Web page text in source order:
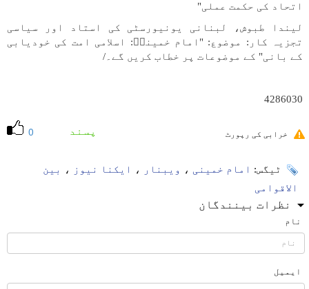
اتحاد کی حکمت عملی"
لیندا طبوش، لبنانی یونیورسٹی کی استاد اور سیاسی
تجزیہ کار: موضوع: "امام خمینیؒ: اسلامی امت کی خودیابی
کے بانی" کے موضوعات پر خطاب کریں گے۔/
4286030
0 پسند خرابی کی رپورٹ
ٹیگس: امام خمینی ، ویبنار ، ایکنا نیوز ،
بین
الاقوامی
نظرات بینندگان
نام
ایمیل